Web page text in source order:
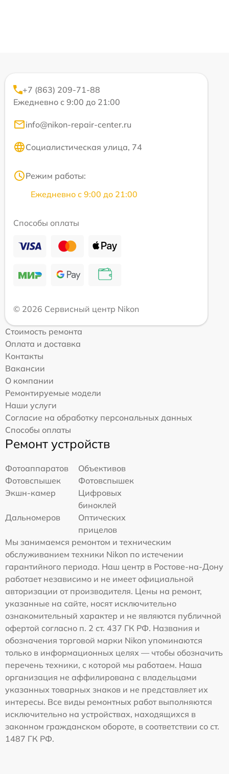
+7 (863) 209-71-88
Ежедневно с 9:00 до 21:00
info@nikon-repair-center.ru
Социалистическая улица, 74
Режим работы:
Ежедневно с 9:00 до 21:00
Способы оплаты
© 2026 Сервисный центр Nikon
Стоимость ремонта
Оплата и доставка
Контакты
Вакансии
О компании
Ремонтируемые модели
Наши услуги
Согласие на обработку персональных данных
Способы оплаты
Ремонт устройств
Фотоаппаратов
Объективов
Фотовспышек
Фотовспышек
Экшн-камер
Цифровых
биноклей
Дальномеров
Оптических
прицелов
Мы занимаемся ремонтом и техническим
обслуживанием техники Nikon по истечении
гарантийного периода. Наш центр в Ростове-на-Дону
работает независимо и не имеет официальной
авторизации от производителя. Цены на ремонт,
указанные на сайте, носят исключительно
ознакомительный характер и не являются публичной
офертой согласно п. 2 ст. 437 ГК РФ. Названия и
обозначения торговой марки Nikon упоминаются
только в информационных целях — чтобы обозначить
перечень техники, с которой мы работаем. Наша
организация не аффилирована с владельцами
указанных товарных знаков и не представляет их
интересы. Все виды ремонтных работ выполняются
исключительно на устройствах, находящихся в
законном гражданском обороте, в соответствии со ст.
1487 ГК РФ.